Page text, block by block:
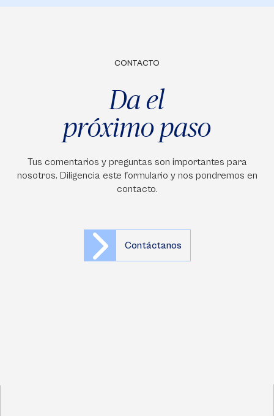
CONTACTO
Da el
próximo paso
Tus comentarios y preguntas son importantes para
nosotros. Diligencia este formulario y nos pondremos en
contacto.
Contáctanos